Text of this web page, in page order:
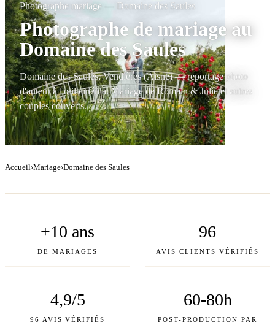
Photographe mariage — Domaine des Saules
Photographe de mariage au
Domaine des Saules
Domaine des Saules, Vendières (Aisne) — reportage photo
d'auteur à l'œil cinéma. Mariage de Romain & Julie et autres
couples couverts.
Accueil›Mariage›Domaine des Saules
+10 ans
DE MARIAGES
96
AVIS CLIENTS VÉRIFIÉS
4,9/5
96 AVIS VÉRIFIÉS
60-80h
POST-PRODUCTION PAR